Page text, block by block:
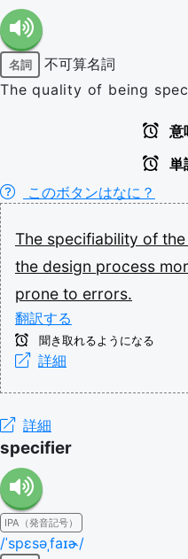
名詞
不可算名詞
The quality of being
意
単
このボタンはなに？
The specifiability of the
the design process
prone to errors.
翻訳する
聞き取れるようになる
詳細
詳細
specifier
IPA（発音記号）
/ˈspɛsəˌfaɪɚ/